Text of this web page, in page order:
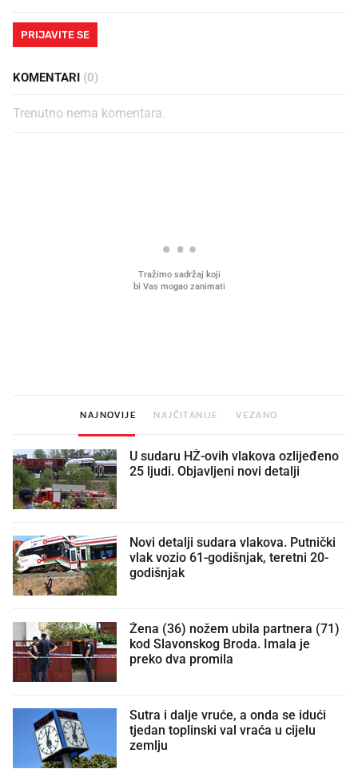
PRIJAVITE SE
KOMENTARI (0)
Trenutno nema komentara.
NAJNOVIJE NAJČITANIJE VEZANO
U sudaru HŽ-ovih vlakova ozlijeđeno
25 ljudi. Objavljeni novi detalji
Novi detalji sudara vlakova. Putnički
vlak vozio 61-godišnjak, teretni 20-
godišnjak
Žena (36) nožem ubila partnera (71)
kod Slavonskog Broda. Imala je
preko dva promila
Sutra i dalje vruće, a onda se idući
tjedan toplinski val vraća u cijelu
zemlju